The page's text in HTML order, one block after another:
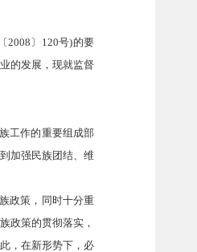
2008〕120号)的要
的发展，现就监督
工作的重要组成部
加强民族团结、维
政策，同时十分重
政策的贯彻落实，
，在新形势下，必